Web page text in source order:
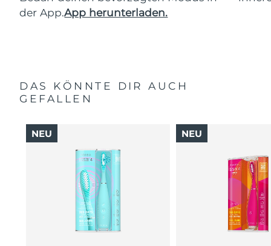
der App.App herunterladen.
DAS KÖNNTE DIR AUCH
GEFALLEN
NEU NEU